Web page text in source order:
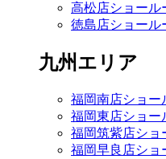
高松店ショール
徳島店ショール
九州エリア
福岡南店ショー
福岡東店ショー
福岡筑紫店ショ
福岡早良店ショ